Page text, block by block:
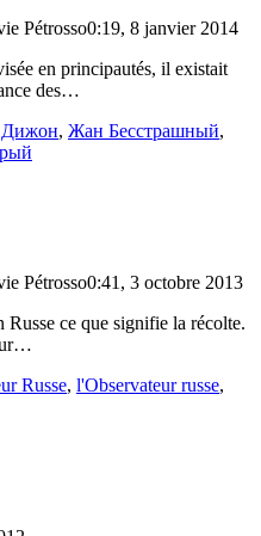
Pétrosso0:19, 8 janvier 2014
en principautés, il existait
des…
Дижон, Жан Бесстрашный,
Pétrosso0:41, 3 octobre 2013
Russe ce que signifie la récolte.
Russe, l'Observateur russe,